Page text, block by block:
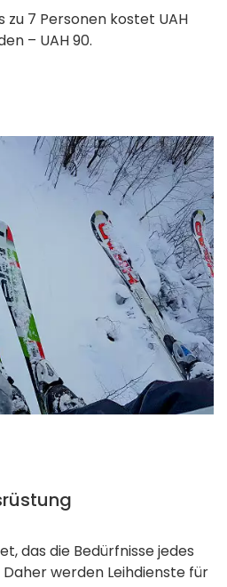
7 Personen kostet UAH
– UAH 90.
das die Bedürfnisse jedes
werden Leihdienste für